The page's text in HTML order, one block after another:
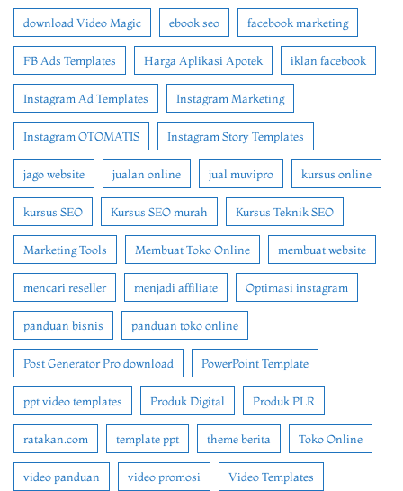
download Video Magic ebook seo facebook marketing
FB Ads Templates Harga Aplikasi Apotek iklan facebook
Instagram Ad Templates Instagram Marketing
Instagram OTOMATIS Instagram Story Templates
jago website jualan online jual muvipro kursus online
kursus SEO Kursus SEO murah Kursus Teknik SEO
Marketing Tools Membuat Toko Online membuat website
mencari reseller menjadi affiliate Optimasi instagram
panduan bisnis panduan toko online
Post Generator Pro download PowerPoint Template
ppt video templates Produk Digital Produk PLR
ratakan.com template ppt theme berita Toko Online
video panduan video promosi Video Templates